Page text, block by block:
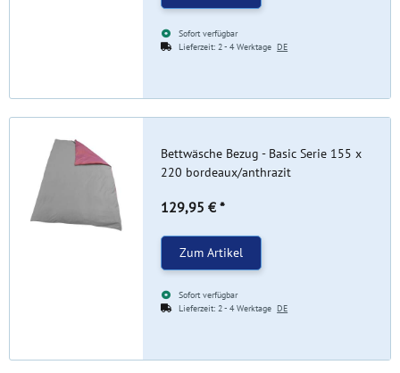
Sofort verfügbar
Lieferzeit:2 - 4 WerktageDE
Bettwäsche Bezug - Basic Serie 155 x
220 bordeaux/anthrazit
129,95 € *
Zum Artikel
Sofort verfügbar
Lieferzeit:2 - 4 WerktageDE